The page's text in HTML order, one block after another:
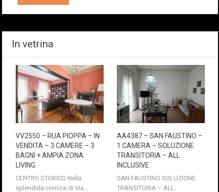
In vetrina
VV2550 – RUA PIOPPA – IN
VENDITA – 3 CAMERE – 3
BAGNI + AMPIA ZONA
LIVING.
CENTRO STORICO Nella
splendida cornice di Via…
AA4387 – SAN FAUSTINO –
1 CAMERA – SOLUZIONE
TRANSITORIA – ALL
INCLUSIVE
SAN FAUSTINO SOLUZIONE
TRANSITORIA – ALL